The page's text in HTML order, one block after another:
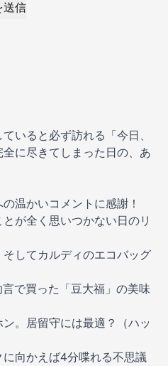
送信
いると必ず訪れる「今日、
に尽きてしまった日の、あ
温かいコメントに感謝！
が全く思いつかない日のリ
そしてカルディのエコバッグ
言で買った「豆大福」の美味
ン。居留守には最適？（ハッ
に向かえば4分喋れる不思議